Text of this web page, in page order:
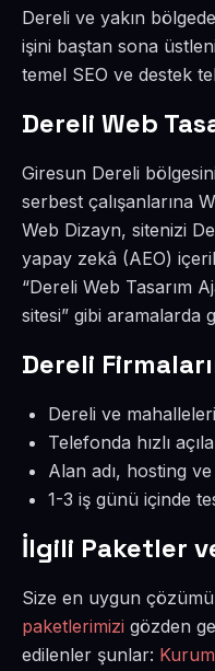
Dereli ve yakın
işini baştan sona
temel SEO ve destek
Dereli Web
Giresun Dereli
serbest çalışanlarına
Web Dizayn, sitenizi
yapay zekâ (AEO)
“Dereli Web Tasarım
sitesi” gibi aramalarda
Dereli
Dereli ve
Telefonda hızlı
Alan adı, hosting
1-3 iş günü içinde
İlgili Paketler
Size en uygun
paketlerimizi gözden
edilenler şunlar: